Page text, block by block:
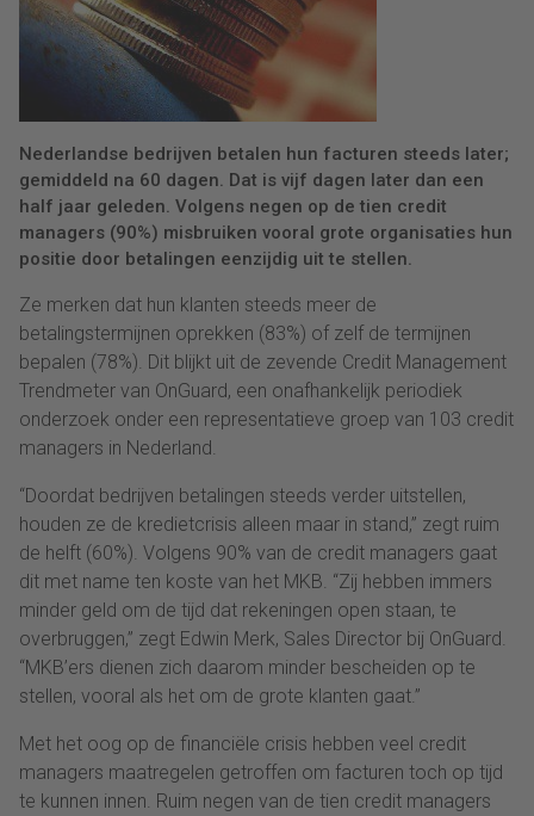
Nederlandse bedrijven betalen hun facturen steeds later;
gemiddeld na 60 dagen. Dat is vijf dagen later dan een
half jaar geleden. Volgens negen op de tien credit
managers (90%) misbruiken vooral grote organisaties hun
positie door betalingen eenzijdig uit te stellen.
Ze merken dat hun klanten steeds meer de
betalingstermijnen oprekken (83%) of zelf de termijnen
bepalen (78%). Dit blijkt uit de zevende Credit Management
Trendmeter van OnGuard, een onafhankelijk periodiek
onderzoek onder een representatieve groep van 103 credit
managers in Nederland.
“Doordat bedrijven betalingen steeds verder uitstellen,
houden ze de kredietcrisis alleen maar in stand,” zegt ruim
de helft (60%). Volgens 90% van de credit managers gaat
dit met name ten koste van het MKB. “Zij hebben immers
minder geld om de tijd dat rekeningen open staan, te
overbruggen,” zegt Edwin Merk, Sales Director bij OnGuard.
“MKB’ers dienen zich daarom minder bescheiden op te
stellen, vooral als het om de grote klanten gaat.”
Met het oog op de financiële crisis hebben veel credit
managers maatregelen getroffen om facturen toch op tijd
te kunnen innen. Ruim negen van de tien credit managers